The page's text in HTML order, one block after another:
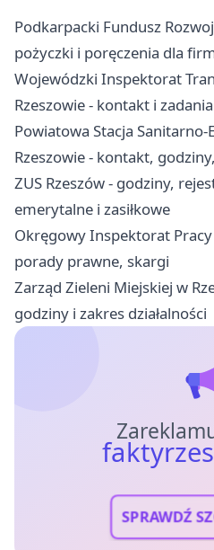
Podkarpacki Fundusz
pożyczki i poręczenia dla
Wojewódzki Inspektorat
Rzeszowie - kontakt i zadania
Powiatowa Stacja
Rzeszowie - kontakt,
ZUS Rzeszów - godziny,
emerytalne i zasiłkowe
Okręgowy Inspektorat
porady prawne, skargi
Zarząd Zieleni Miejskiej w
godziny i zakres działalności
SPRAWDŹ